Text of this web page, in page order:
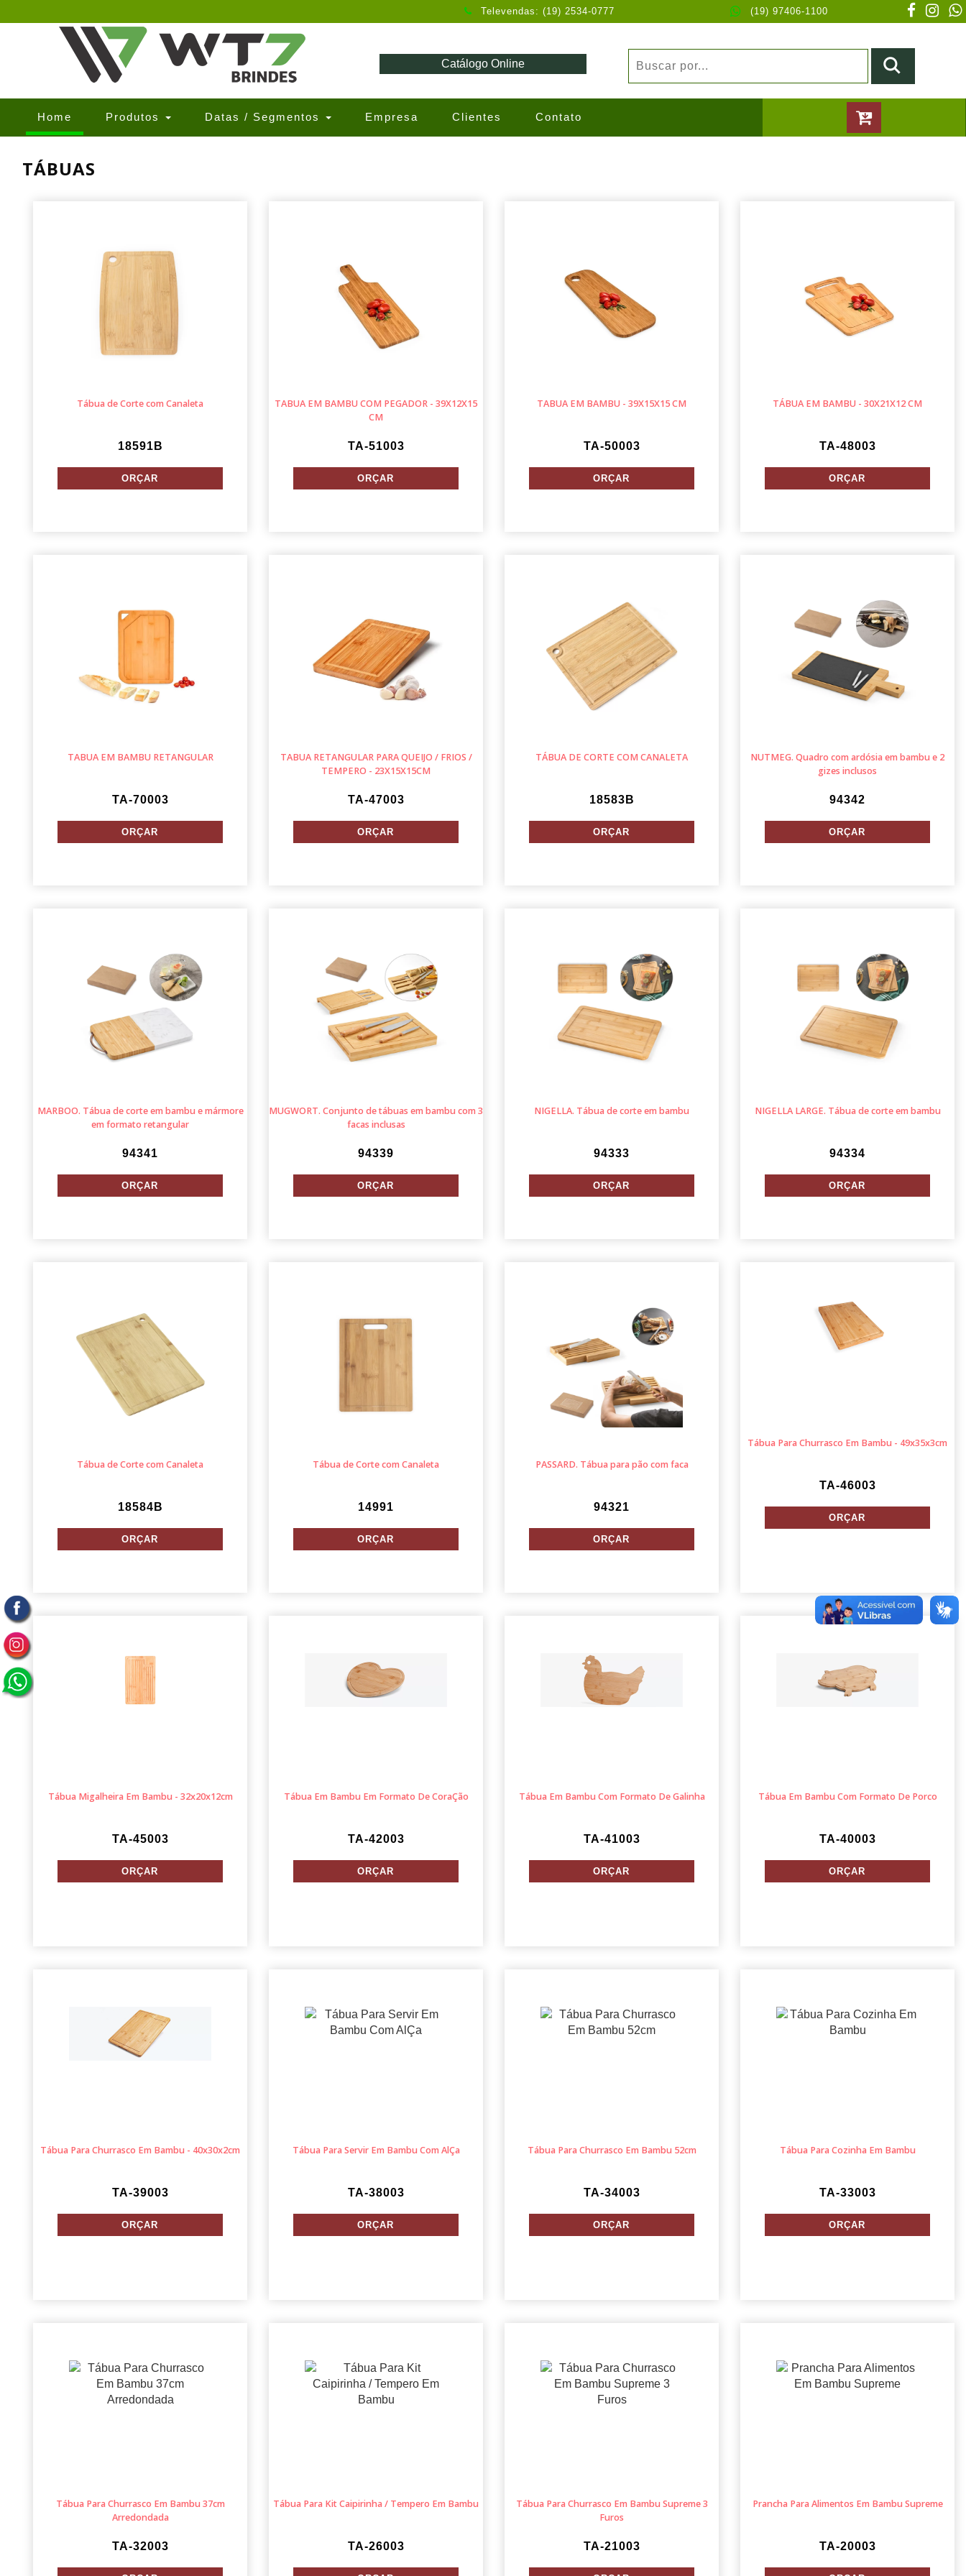
Televendas: (19) 2534-0777 (19) 97406-1100
Catálogo Online
Home (current)Produtos Datas / Segmentos Empresa Clientes Contato
TÁBUAS
Tábua de Corte com Canaleta
18591B
TABUA EM BAMBU COM PEGADOR - 39X12X15
CM
TA-51003
TABUA EM BAMBU - 39X15X15 CM
TA-50003
TÁBUA EM BAMBU - 30X21X12 CM
TA-48003
TABUA EM BAMBU RETANGULAR
TA-70003
TABUA RETANGULAR PARA QUEIJO / FRIOS /
TEMPERO - 23X15X15CM
TA-47003
TÁBUA DE CORTE COM CANALETA
18583B
NUTMEG. Quadro com ardósia em bambu e 2
gizes inclusos
94342
MARBOO. Tábua de corte em bambu e mármore
em formato retangular
94341
MUGWORT. Conjunto de tábuas em bambu com 3
facas inclusas
94339
NIGELLA. Tábua de corte em bambu
94333
NIGELLA LARGE. Tábua de corte em bambu
94334
Tábua de Corte com Canaleta
18584B
Tábua de Corte com Canaleta
14991
PASSARD. Tábua para pão com faca
94321
Tábua Para Churrasco Em Bambu - 49x35x3cm
TA-46003
Tábua Migalheira Em Bambu - 32x20x12cm
TA-45003
Tábua Em Bambu Em Formato De CoraÇão
TA-42003
Tábua Em Bambu Com Formato De Galinha
TA-41003
Tábua Em Bambu Com Formato De Porco
TA-40003
Tábua Para Churrasco Em Bambu - 40x30x2cm
TA-39003
Tábua Para Servir Em Bambu Com AlÇa
TA-38003
Tábua Para Churrasco Em Bambu 52cm
TA-34003
Tábua Para Cozinha Em Bambu
TA-33003
Tábua Para Churrasco Em Bambu 37cm
Arredondada
TA-32003
Tábua Para Kit Caipirinha / Tempero Em Bambu
TA-26003
Tábua Para Churrasco Em Bambu Supreme 3
Furos
TA-21003
Prancha Para Alimentos Em Bambu Supreme
TA-20003